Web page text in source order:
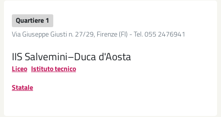
Quartiere 1
Via Giuseppe Giusti n. 27/29, Firenze (FI) - Tel. 055 2476941
IIS Salvemini–Duca d'Aosta
Liceo Istituto tecnico
Statale